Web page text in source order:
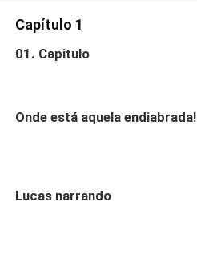
Capítulo 1
01. Capitulo
Onde está aquela endiabrada!
Lucas narrando